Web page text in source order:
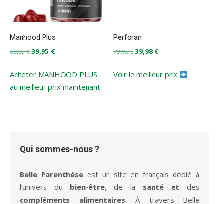
Manhood Plus
69,95€Le
initial
était :
69,95 €.
39,95 €Le
actuel
est :
Acheter MANHOOD PLUS
au meilleur prix maintenant
Perforan
79,95€Le
initial
39,98 €Le
actuel
Voir le meilleur prix
Qui sommes-nous ?
Belle Parenthèse est un site en français dédié à
l’univers du bien-être, de la santé et des
compléments alimentaires. À travers Belle